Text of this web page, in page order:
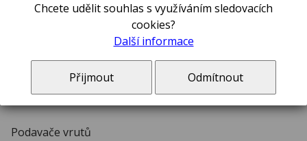
Podavače vrutů
Podavače vrutů
Chcete udělit souhlas s využíváním sledovacích
cookies?
Další informace
Přijmout Odmítnout